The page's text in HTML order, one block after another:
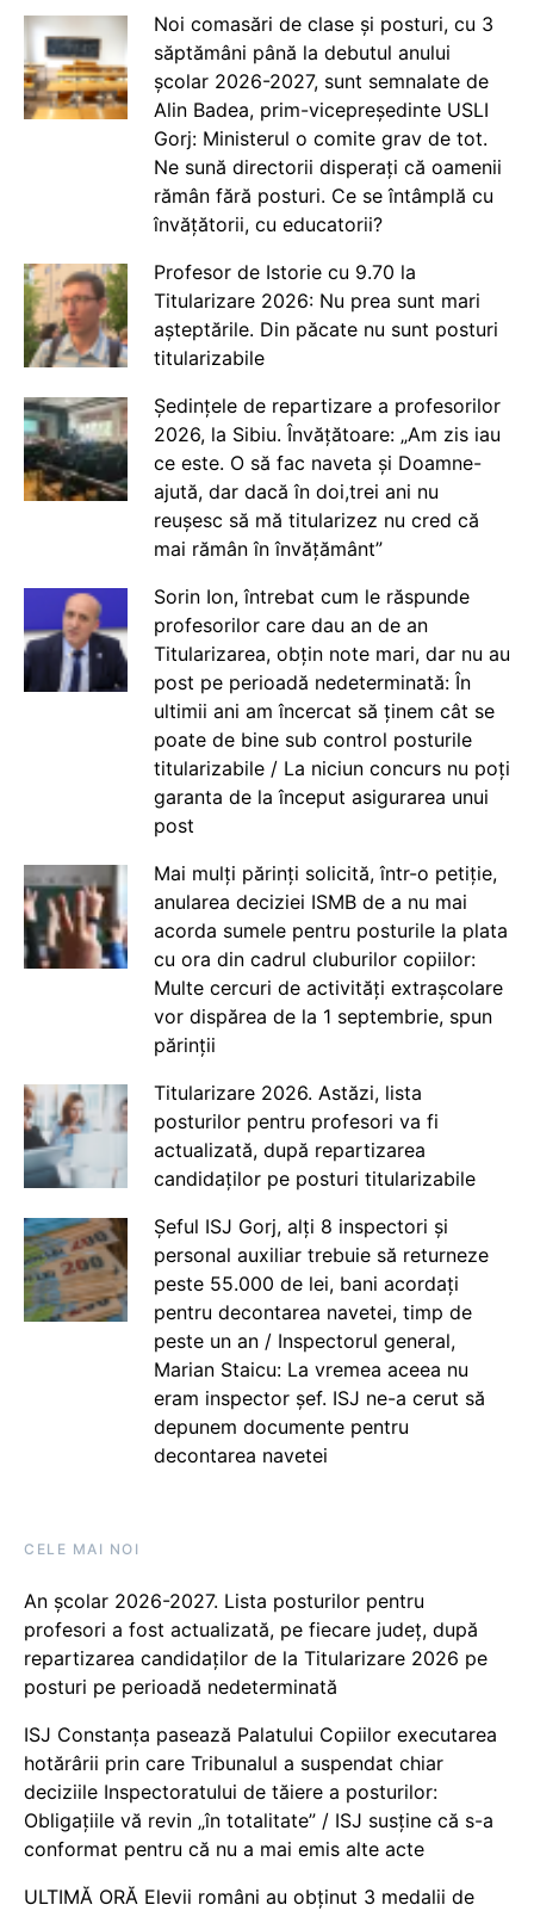
Noi comasări de clase și posturi, cu 3
săptămâni până la debutul anului
școlar 2026-2027, sunt semnalate de
Alin Badea, prim-vicepreședinte USLI
Gorj: Ministerul o comite grav de tot.
Ne sună directorii disperați că oamenii
rămân fără posturi. Ce se întâmplă cu
învățătorii, cu educatorii?
Profesor de Istorie cu 9.70 la
Titularizare 2026: Nu prea sunt mari
așteptările. Din păcate nu sunt posturi
titularizabile
Ședințele de repartizare a profesorilor
2026, la Sibiu. Învățătoare: „Am zis iau
ce este. O să fac naveta și Doamne-
ajută, dar dacă în doi,trei ani nu
reușesc să mă titularizez nu cred că
mai rămân în învățământ”
Sorin Ion, întrebat cum le răspunde
profesorilor care dau an de an
Titularizarea, obțin note mari, dar nu au
post pe perioadă nedeterminată: În
ultimii ani am încercat să ținem cât se
poate de bine sub control posturile
titularizabile / La niciun concurs nu poți
garanta de la început asigurarea unui
post
Mai mulți părinți solicită, într-o petiție,
anularea deciziei ISMB de a nu mai
acorda sumele pentru posturile la plata
cu ora din cadrul cluburilor copiilor:
Multe cercuri de activități extrașcolare
vor dispărea de la 1 septembrie, spun
părinții
Titularizare 2026. Astăzi, lista
posturilor pentru profesori va fi
actualizată, după repartizarea
candidaților pe posturi titularizabile
Șeful ISJ Gorj, alți 8 inspectori și
personal auxiliar trebuie să returneze
peste 55.000 de lei, bani acordați
pentru decontarea navetei, timp de
peste un an / Inspectorul general,
Marian Staicu: La vremea aceea nu
eram inspector șef. ISJ ne-a cerut să
depunem documente pentru
decontarea navetei
CELE MAI NOI
An școlar 2026-2027. Lista posturilor pentru
profesori a fost actualizată, pe fiecare județ, după
repartizarea candidaților de la Titularizare 2026 pe
posturi pe perioadă nedeterminată
ISJ Constanța pasează Palatului Copiilor executarea
hotărârii prin care Tribunalul a suspendat chiar
deciziile Inspectoratului de tăiere a posturilor:
Obligațiile vă revin „în totalitate” / ISJ susține că s-a
conformat pentru că nu a mai emis alte acte
ULTIMĂ ORĂ Elevii români au obținut 3 medalii de